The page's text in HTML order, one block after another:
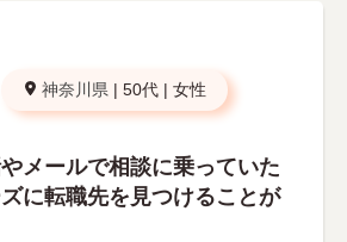
神奈川県 | 50代 | 女性
メールで相談に乗っていた
に転職先を見つけることが